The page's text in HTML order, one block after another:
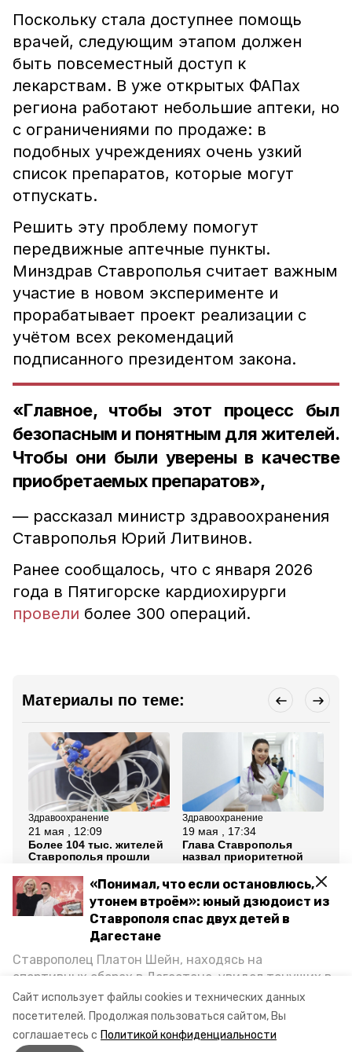
Сайт использует файлы cookies и технических данных
посетителей. Продолжая пользоваться сайтом, Вы
соглашаетесь с Политикой конфиденциальности
«Понимал, что если остановлюсь,
утонем втроём»: юный дзюдоист из
Ставрополя спас двух детей в
Дагестане
Ставрополец Платон Шейн, находясь на
спортивных сборах в Дегестане, увидел тонущих в
Каспийском море детей и бросился на помощь. По
возвращении домой, отважного мальчика
пригласили в министерство образования края и
наградили. Корреспондент «Победы26» пообщался
Поскольку стала доступнее помощь
врачей, следующим этапом должен
быть повсеместный доступ к
лекарствам. В уже открытых ФАПах
региона работают небольшие аптеки, но
с ограничениями по продаже: в
подобных учреждениях очень узкий
список препаратов, которые могут
отпускать.
Решить эту проблему помогут
передвижные аптечные пункты.
Минздрав Ставрополья считает важным
участие в новом эксперименте и
прорабатывает проект реализации с
учётом всех рекомендаций
подписанного президентом закона.
«Главное, чтобы этот процесс был
безопасным и понятным для жителей.
Чтобы они были уверены в качестве
приобретаемых препаратов»,
— рассказал министр здравоохранения
Ставрополья Юрий Литвинов.
Ранее сообщалось, что с января 2026
года в Пятигорске кардиохирурги
провели более 300 операций.
Материалы по теме:
Здравоохранение
21 мая , 12:09
Более 104 тыс. жителей
Ставрополья прошли
2026 году
Здравоохранение
19 мая , 17:34
Глава Ставрополья
назвал приоритетной
медицинских кадров
Все новости
ставропольский край аптека на колёсах
доступность медицины